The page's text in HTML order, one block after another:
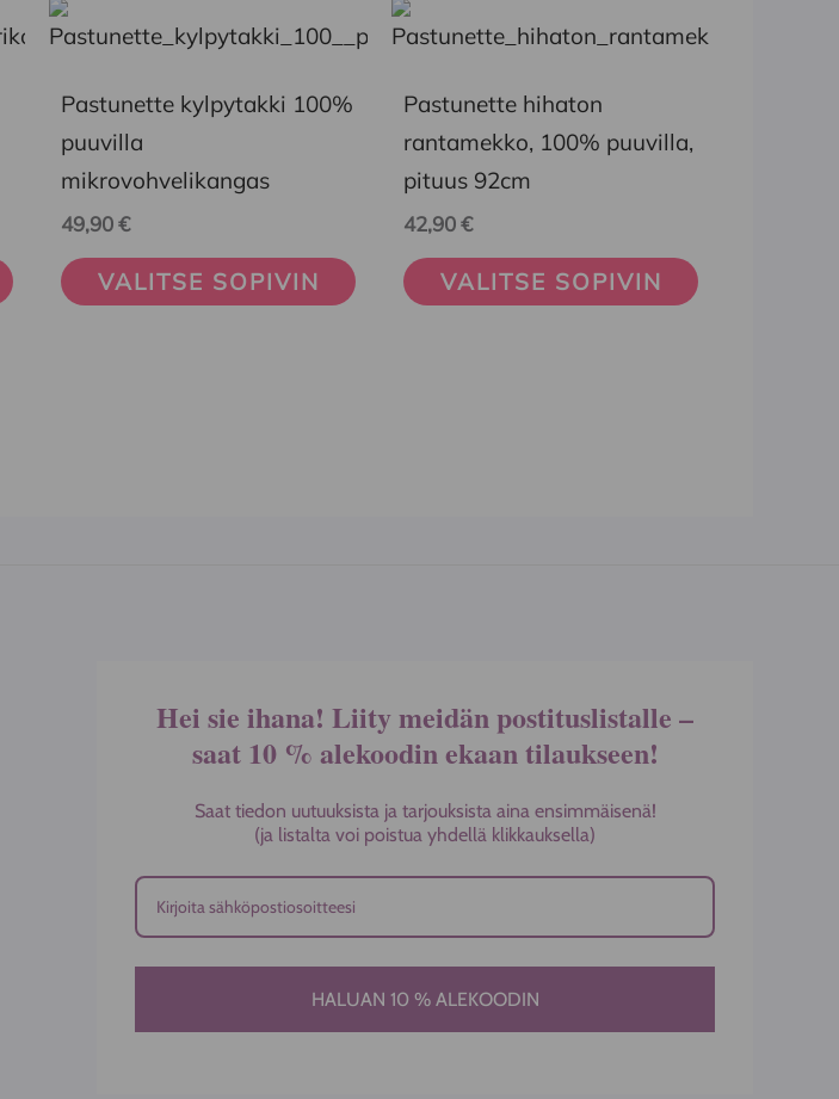
Pastunette kylpytakki 100%
puuvilla
mikrovohvelikangas
49,90€
VALITSE SOPIVIN
Tällä
tuotteella
on
useampi
muunnelma.
valinnat
Pastunette hihaton
rantamekko, 100% puuvilla,
pituus 92cm
42,90€
VALITSE SOPIVIN
Tällä
tuotteella
on
useampi
muunnelma.
valinnat
Hei sie ihana! Liity meidän postituslistalle –
saat 10 % alekoodin ekaan tilaukseen!
Saat tiedon uutuuksista ja tarjouksista aina ensimmäisenä!
(ja listalta voi poistua yhdellä klikkauksella)
HALUAN 10 % ALEKOODIN